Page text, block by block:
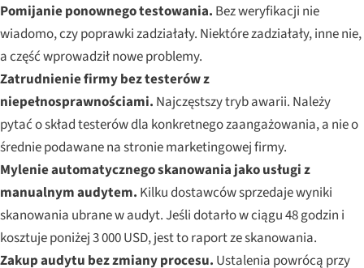
Pomijanie ponownego testowania. Bez weryfikacji nie
wiadomo, czy poprawki zadziałały. Niektóre zadziałały, inne nie,
a część wprowadził nowe problemy.
Zatrudnienie firmy bez testerów z
niepełnosprawnościami. Najczęstszy tryb awarii. Należy
pytać o skład testerów dla konkretnego zaangażowania, a nie o
średnie podawane na stronie marketingowej firmy.
Mylenie automatycznego skanowania jako usługi z
manualnym audytem. Kilku dostawców sprzedaje wyniki
skanowania ubrane w audyt. Jeśli dotarło w ciągu 48 godzin i
kosztuje poniżej 3 000 USD, jest to raport ze skanowania.
Zakup audytu bez zmiany procesu. Ustalenia powrócą przy